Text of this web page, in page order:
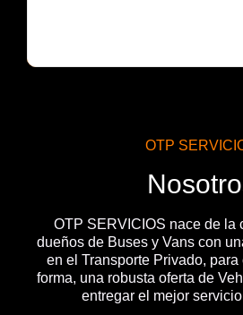
OTP
OTP SERVICIOS nace de la
dueños de Buses y Vans con
en el Transporte Privado, para
forma, una robusta oferta de
entregar el mejor